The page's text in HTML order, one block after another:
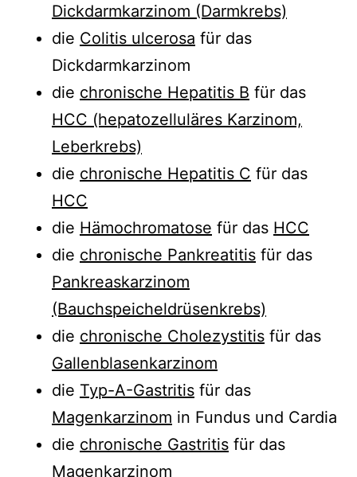
Dickdarmkarzinom (Darmkrebs)
die Colitis ulcerosa für das
Dickdarmkarzinom
die chronische Hepatitis B für das
HCC (hepatozelluläres Karzinom,
Leberkrebs)
die chronische Hepatitis C für das
HCC
die Hämochromatose für das HCC
die chronische Pankreatitis für das
Pankreaskarzinom
(Bauchspeicheldrüsenkrebs)
die chronische Cholezystitis für das
Gallenblasenkarzinom
die Typ-A-Gastritis für das
Magenkarzinom in Fundus und Cardia
die chronische Gastritis für das
Magenkarzinom